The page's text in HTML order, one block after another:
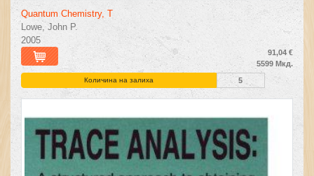
Quantum Chemistry, T
Lowe, John P.
2005
91,04 €
5599 Мкд.
Количина на залиха 5